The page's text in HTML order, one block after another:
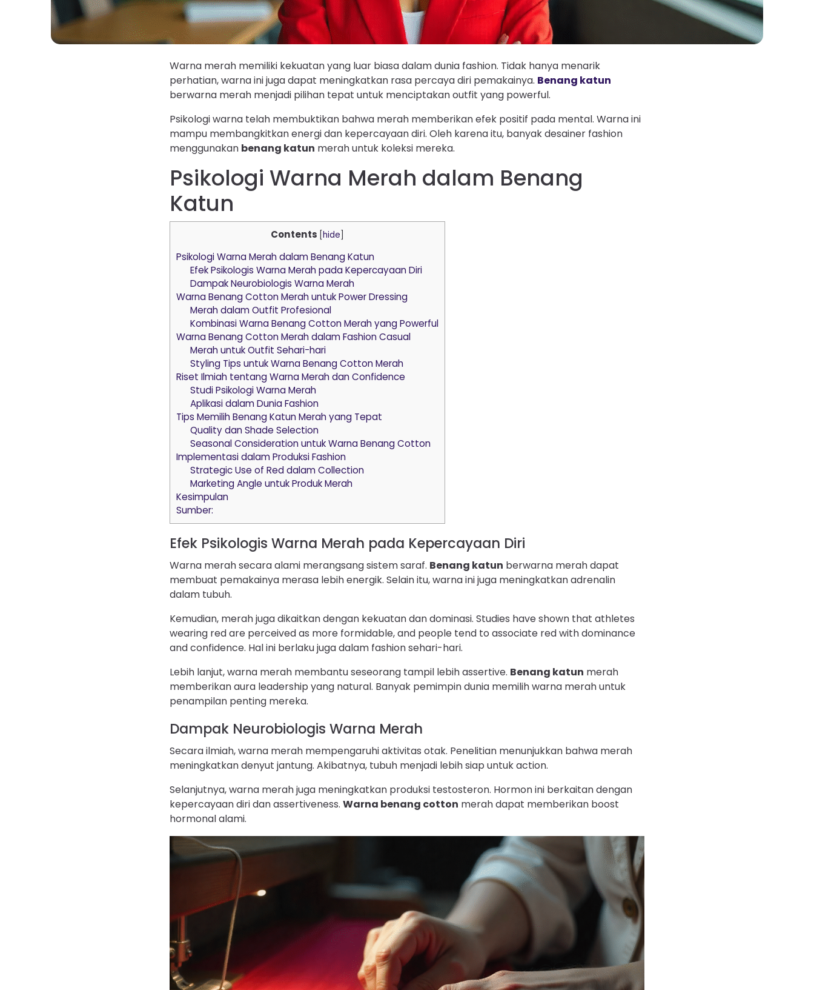
Warna merah memiliki kekuatan yang luar biasa dalam dunia fashion. Tidak hanya menarik
perhatian, warna ini juga dapat meningkatkan rasa percaya diri pemakainya. Benang katun
berwarna merah menjadi pilihan tepat untuk menciptakan outfit yang powerful.
Psikologi warna telah membuktikan bahwa merah memberikan efek positif pada mental. Warna ini
mampu membangkitkan energi dan kepercayaan diri. Oleh karena itu, banyak desainer fashion
menggunakan benang katun merah untuk koleksi mereka.
Psikologi Warna Merah dalam Benang
Katun
Contents [hide
Psikologi Warna Merah dalam Benang Katun
Efek Psikologis Warna Merah pada Kepercayaan Diri
Dampak Neurobiologis Warna Merah
Warna Benang Cotton Merah untuk Power Dressing
Merah dalam Outfit Profesional
Kombinasi Warna Benang Cotton Merah yang Powerful
Warna Benang Cotton Merah dalam Fashion Casual
Merah untuk Outfit Sehari-hari
Styling Tips untuk Warna Benang Cotton Merah
Riset Ilmiah tentang Warna Merah dan Confidence
Studi Psikologi Warna Merah
Aplikasi dalam Dunia Fashion
Tips Memilih Benang Katun Merah yang Tepat
Quality dan Shade Selection
Seasonal Consideration untuk Warna Benang Cotton
Implementasi dalam Produksi Fashion
Strategic Use of Red dalam Collection
Marketing Angle untuk Produk Merah
Kesimpulan
Sumber:
Efek Psikologis Warna Merah pada Kepercayaan Diri
Warna merah secara alami merangsang sistem saraf. Benang katun berwarna merah dapat
membuat pemakainya merasa lebih energik. Selain itu, warna ini juga meningkatkan adrenalin
dalam tubuh.
Kemudian, merah juga dikaitkan dengan kekuatan dan dominasi. Studies have shown that athletes
wearing red are perceived as more formidable, and people tend to associate red with dominance
and confidence. Hal ini berlaku juga dalam fashion sehari-hari.
Lebih lanjut, warna merah membantu seseorang tampil lebih assertive. Benang katun merah
memberikan aura leadership yang natural. Banyak pemimpin dunia memilih warna merah untuk
penampilan penting mereka.
Dampak Neurobiologis Warna Merah
Secara ilmiah, warna merah mempengaruhi aktivitas otak. Penelitian menunjukkan bahwa merah
meningkatkan denyut jantung. Akibatnya, tubuh menjadi lebih siap untuk action.
Selanjutnya, warna merah juga meningkatkan produksi testosteron. Hormon ini berkaitan dengan
kepercayaan diri dan assertiveness. Warna benang cotton merah dapat memberikan boost
hormonal alami.